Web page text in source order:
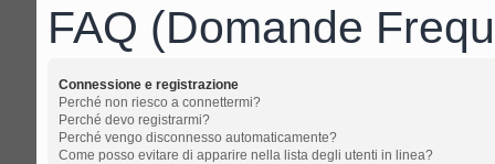
FAQ (Domande
Connessione e registrazione
Perché non riesco a connettermi?
Perché devo registrarmi?
Perché vengo disconnesso automaticamente?
Come posso evitare di apparire nella lista degli utenti in linea?